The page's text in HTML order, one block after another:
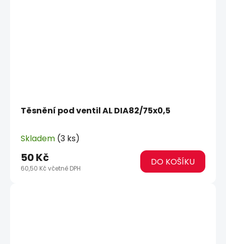
Těsnění pod ventil AL DIA82/75x0,5
Skladem (3 ks)
60,50 Kč včetně DPH
50 Kč DO KOŠÍKU